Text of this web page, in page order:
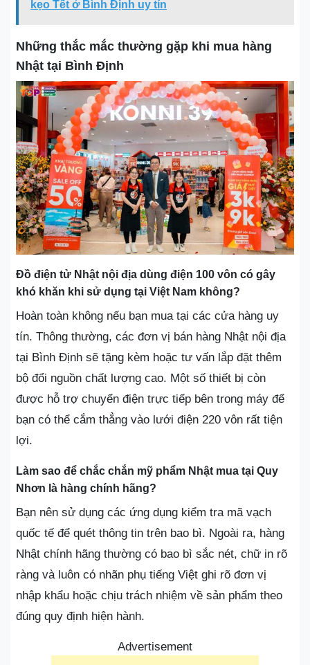
kẹo Tết ở Bình Định uy tín
Những thắc mắc thường gặp khi mua hàng
Nhật tại Bình Định
Đồ điện tử Nhật nội địa dùng điện 100 vôn có gây
khó khăn khi sử dụng tại Việt Nam không?
Hoàn toàn không nếu bạn mua tại các cửa hàng uy
tín. Thông thường, các đơn vị bán hàng Nhật nội địa
tại Bình Định sẽ tặng kèm hoặc tư vấn lắp đặt thêm
bộ đổi nguồn chất lượng cao. Một số thiết bị còn
được hỗ trợ chuyển điện trực tiếp bên trong máy để
bạn có thể cắm thẳng vào lưới điện 220 vôn rất tiện
lợi.
Làm sao để chắc chắn mỹ phẩm Nhật mua tại Quy
Nhơn là hàng chính hãng?
Bạn nên sử dụng các ứng dụng kiểm tra mã vạch
quốc tế để quét thông tin trên bao bì. Ngoài ra, hàng
Nhật chính hãng thường có bao bì sắc nét, chữ in rõ
ràng và luôn có nhãn phụ tiếng Việt ghi rõ đơn vị
nhập khẩu hoặc chịu trách nhiệm về sản phẩm theo
đúng quy định hiện hành.
Advertisement